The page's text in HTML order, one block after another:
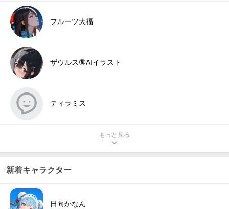
フルーツ大福
ザウルス🔞AIイラスト
ティラミス
もっと見る
新着キャラクター
日向かなん